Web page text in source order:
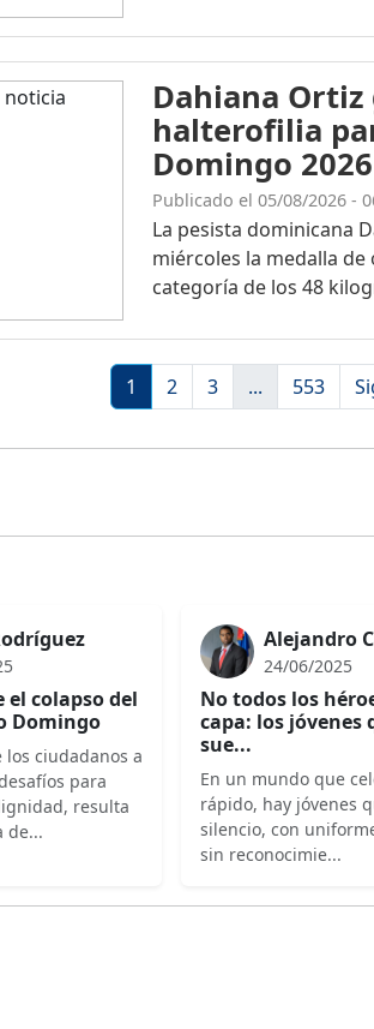
Dahiana
halterofilia
Domingo 2026
Publicado el 05/08/2026 -
La pesista dominicana
miércoles la medalla
categoría de los 48
1 2 3 ... 553
el colapso del
Domingo
los ciudadanos a
para
resulta
de...
Alejandro
24/06/2025
No todos los
capa: los jóvenes
sue...
En un mundo que
rápido, hay jóvenes
silencio, con
sin reconocimie...